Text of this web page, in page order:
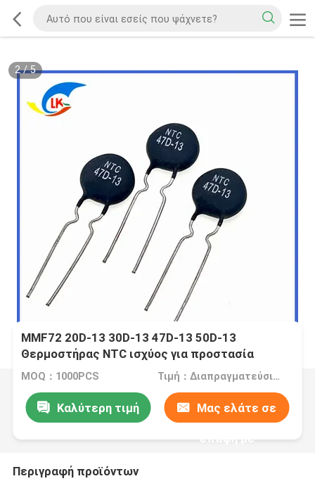
2/5
MMF72 20D-13 30D-13 47D-13 50D-13
Θερμοστήρας NTC ισχύος για προστασία
κυκλώματος ισχύος
MOQ：1000PCS Τιμή：Διαπραγματεύσιμα
Καλύτερη τιμή Μας ελάτε σε
επαφή με
Περιγραφή προϊόντων